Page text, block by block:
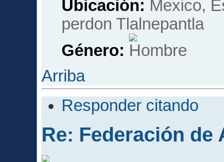
Ubicación: Mexico,
perdon Tlalnepantla
Género:
Arriba
Responder citando
Re: Federación de